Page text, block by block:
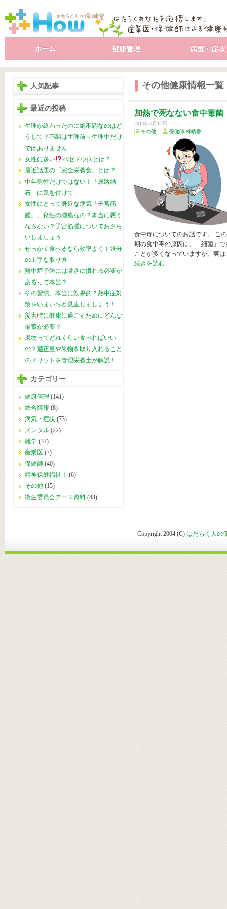
人気記事
最近の投稿
生理が終わったのに絶不調なのはど
うして？不調は生理前～生理中だけ
ではありません
女性に多い
バセドウ病とは？
最近話題の「完全栄養食」とは？
中年男性だけではない！「尿路結
石」に気を付けて
女性にとって身近な病気「子宮筋
腫」、良性の腫瘍なの？本当に悪く
ならない？子宮筋腫についておさら
いしましょう
せっかく食べるなら効率よく！鉄分
の上手な取り方
熱中症予防には暑さに慣れる必要が
あるって本当？
その習慣、本当に効果的？熱中症対
策をいまいちど見直しましょう！
災害時に健康に過ごすためにどんな
備蓄が必要？
果物ってどれくらい食べればいい
の？適正量や果物を取り入れること
のメリットを管理栄養士が解説！
カテゴリー
健康管理 (141)
総合情報 (8)
病気・症状 (73)
メンタル (22)
雑学 (37)
産業医 (7)
保健師 (40)
精神保健福祉士 (6)
その他 (15)
衛生委員会テーマ資料 (43)
その他健康情報一覧
加熱で死なない食中毒菌
2013年7月17日
その他
保健師 林晴香
食中毒についてのお話です。 こ
期の食中毒の原因は、「細菌」で
ことが多くなっていますが、実
続きを読む
Copyright 2004 (C) はたらく人の